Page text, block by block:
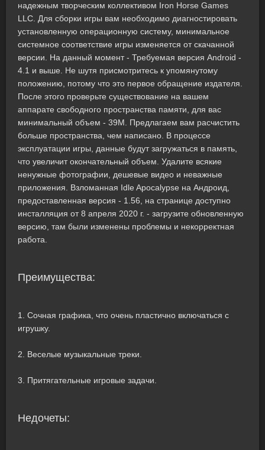
надежным творческим коллективом Iron Horse Games
LLC. Для сборки игры вам необходимо диагностировать
установленную операционную систему, минимальное
системное соответствие игры изменяется от скачанной
версии. На данный момент - Требуемая версия Android -
4.1 и выше. Не шутя присмотритесь к упомянутому
положению, потому что это первое обращение издателя.
После этого проверьте существование на вашем
аппарате свободного пространства памяти, для вас
минимальный объем - 39M. Предлагаем вам расчистить
больше пространства, чем написано. В процессе
эксплуатации игры, данные будут загружаться в память,
что увеличит окончательный объем. Удалите всякие
ненужные фотографии, дешевые видео и неважные
приложения. Взломанная Idle Apocalypse на Андроид,
предоставленная версия - 1.56, на странице доступно
инсталляция от 8 апреля 2020 г. - загрузите обновленную
версию, там были изменены проблемы и некорректная
работа.
Преимущества:
1. Сочная графика, что очень пластично включаться с
игрушку.
2. Веселые музыкальные треки.
3. Притягательные игровые задачи.
Недочеты: